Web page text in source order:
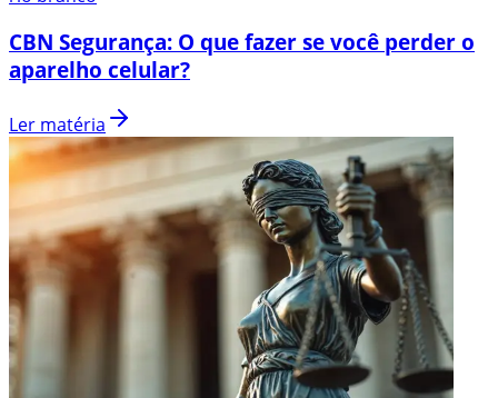
CBN Segurança: O que fazer se você perder o
aparelho celular?
Ler matéria